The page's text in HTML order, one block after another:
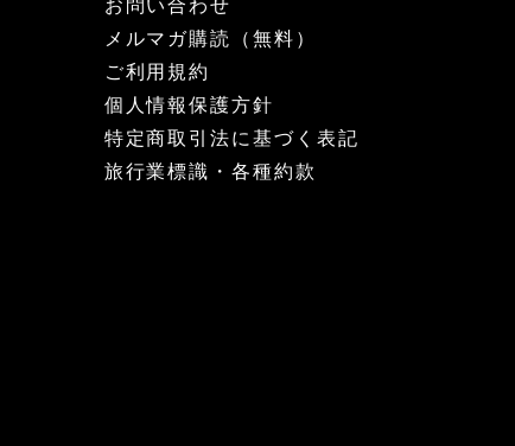
お問い合わせ
メルマガ購読（無料）
ご利用規約
個人情報保護方針
特定商取引法に基づく表記
旅行業標識・各種約款